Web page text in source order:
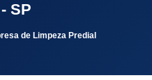
SP
de Limpeza Predial